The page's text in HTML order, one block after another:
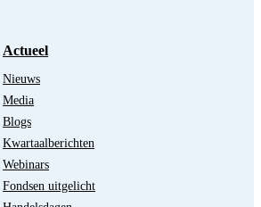
Actueel
Nieuws
Media
Blogs
Kwartaalberichten
Webinars
Fondsen uitgelicht